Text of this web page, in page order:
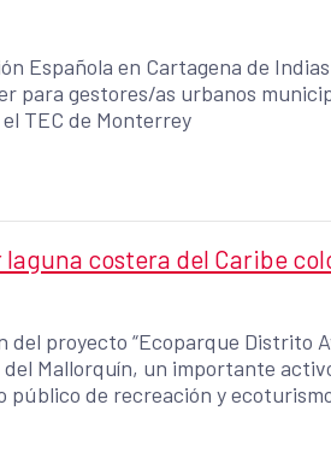
Española en Cartagena de
para gestores/as urbanos
TEC de Monterrey
costera del Caribe
del proyecto “Ecoparque Distrito
Mallorquín, un importante
público de recreación y